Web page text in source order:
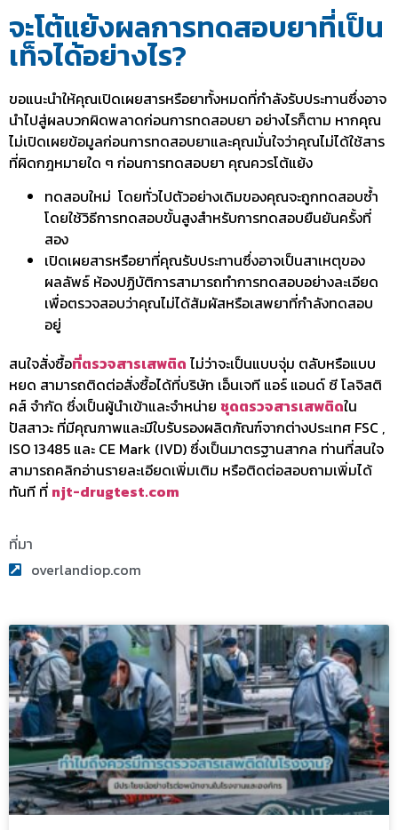
จะโต้แย้งผลการทดสอบยาที่เป็น
เท็จได้อย่างไร?
ขอแนะนำให้คุณเปิดเผยสารหรือยาทั้งหมดที่กำลังรับประทานซึ่งอาจ
นำไปสู่ผลบวกผิดพลาดก่อนการทดสอบยา อย่างไรก็ตาม หากคุณ
ไม่เปิดเผยข้อมูลก่อนการทดสอบยาและคุณมั่นใจว่าคุณไม่ได้ใช้สาร
ที่ผิดกฎหมายใด ๆ ก่อนการทดสอบยา คุณควรโต้แย้ง
ทดสอบใหม่ โดยทั่วไปตัวอย่างเดิมของคุณจะถูกทดสอบซ้ำ
โดยใช้วิธีการทดสอบขั้นสูงสำหรับการทดสอบยืนยันครั้งที่
สอง
เปิดเผยสารหรือยาที่คุณรับประทานซึ่งอาจเป็นสาเหตุของ
ผลลัพธ์ ห้องปฏิบัติการสามารถทำการทดสอบอย่างละเอียด
เพื่อตรวจสอบว่าคุณไม่ได้สัมผัสหรือเสพยาที่กำลังทดสอบ
อยู่
สนใจสั่งซื้อที่ตรวจสารเสพติด ไม่ว่าจะเป็นแบบจุ่ม ตลับหรือแบบ
หยด สามารถติดต่อสั่งซื้อได้ที่บริษัท เอ็นเจที แอร์ แอนด์ ซี โลจิสติ
คส์ จำกัด ซึ่งเป็นผู้นำเข้าและจำหน่าย ชุดตรวจสารเสพติดใน
ปัสสาวะ ที่มีคุณภาพและมีใบรับรองผลิตภัณฑ์จากต่างประเทศ FSC ,
ISO 13485 และ CE Mark (IVD) ซึ่งเป็นมาตรฐานสากล ท่านที่สนใจ
สามารถคลิกอ่านรายละเอียดเพิ่มเติม หรือติดต่อสอบถามเพิ่มได้
ทันที ที่ njt-drugtest.com
ที่มา
overlandiop.com